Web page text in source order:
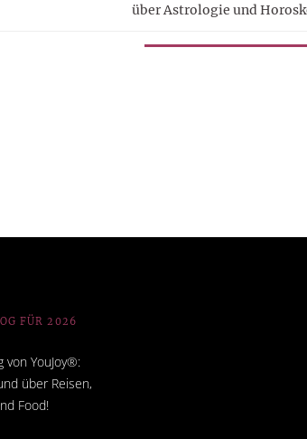
über Astrologie und
FÜR 2026
von YouJoy®:
über Reisen,
Food!